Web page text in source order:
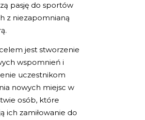
pasję do sportów
z niezapomnianą
jest stworzenie
wspomnień i
uczestnikom
nowych miejsc w
osób, które
ich zamiłowanie do